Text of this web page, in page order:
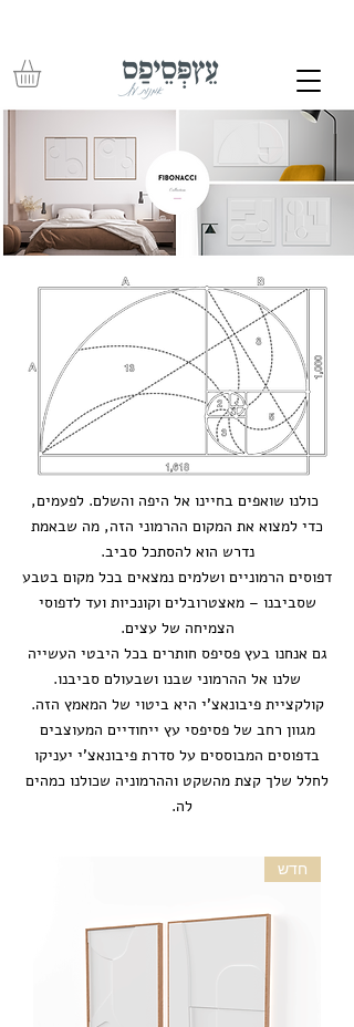
כולנו שואפים בחיינו אל היפה והשלם. לפעמים,
כדי למצוא את המקום ההרמוני הזה, מה שבאמת
נדרש הוא להסתכל סביב.
דפוסים הרמוניים ושלמים נמצאים בכל מקום בטבע
שסביבנו – מאצטרובלים וקונכיות ועד לדפוסי
הצמיחה של עצים.
גם אנחנו בעץ פסיפס חותרים בכל היבטי העשייה
שלנו אל ההרמוני שבנו ושבעולם סביבנו.
קולקציית פיבונאצ'י היא ביטוי של המאמץ הזה.
מגוון רחב של פסיפסי עץ ייחודיים המעוצבים
בדפוסים המבוססים על סדרת פיבונאצ'י יעניקו
לחלל שלך קצת מהשקט וההרמוניה שכולנו כמהים
לה.
חדש